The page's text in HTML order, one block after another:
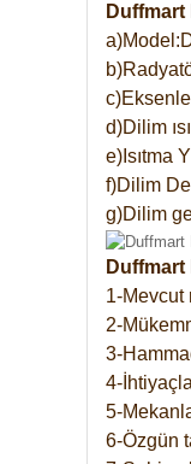
d)Dilim
e)Isıtma
f)Dilim
g)Dilim
1-Mevcut
2-
3-
4-
5-
6-Özgün